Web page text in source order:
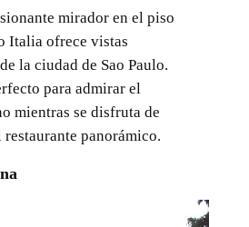
mirador en el piso
Italia ofrece vistas
la ciudad de Sao Paulo.
para admirar el
mientras se disfruta de
restaurante panorámico.